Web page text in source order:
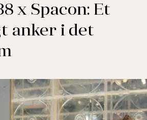
x Spacon: Et
anker i det